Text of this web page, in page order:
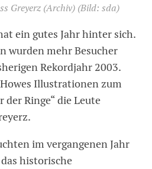
Greyerz (Archiv) (Bild: sda)
ein gutes Jahr hinter sich.
wurden mehr Besucher
Rekordjahr 2003.
Illustrationen zum
der Ringe“ die Leute
im vergangenen Jahr
historische